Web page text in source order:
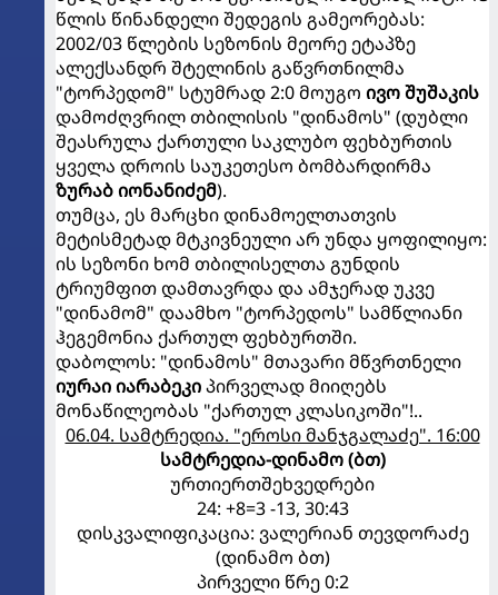
წლის წინანდელი შედეგის გამეორებას:
2002/03 წლების სეზონის მეორე ეტაპზე
ალექსანდრ შტელინის გაწვრთნილმა
"ტორპედომ" სტუმრად 2:0 მოუგო ივო შუშაკის
დამოძღვრილ თბილისის "დინამოს" (დუბლი
შეასრულა ქართული საკლუბო ფეხბურთის
ყველა დროის საუკეთესო ბომბარდირმა
ზურაბ იონანიძემ).
თუმცა, ეს მარცხი დინამოელთათვის
მეტისმეტად მტკივნეული არ უნდა ყოფილიყო:
ის სეზონი ხომ თბილისელთა გუნდის
ტრიუმფით დამთავრდა და ამჯერად უკვე
"დინამომ" დაამხო "ტორპედოს" სამწლიანი
ჰეგემონია ქართულ ფეხბურთში.
დაბოლოს: "დინამოს" მთავარი მწვრთნელი
იურაი იარაბეკიპირველად მიიღებს
მონაწილეობას "ქართულ კლასიკოში"!..
06.04. სამტრედია. "ეროსი მანჯგალაძე". 16:00
სამტრედია-დინამო (ბთ)
ურთიერთშეხვედრები
24: +8=3 -13, 30:43
დისკვალიფიკაცია: ვალერიან თევდორაძე
(დინამო ბთ)
პირველი წრე 0:2